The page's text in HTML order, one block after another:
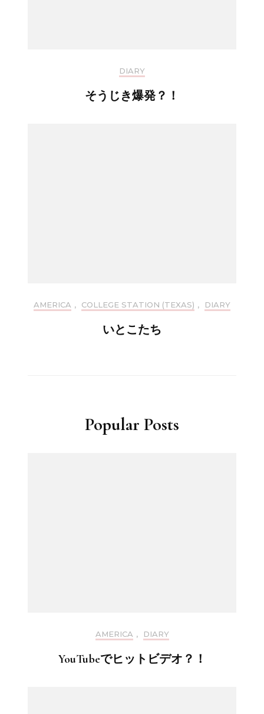
DIARY
そうじき爆発？！
AMERICA , COLLEGE STATION (TEXAS) , DIARY
いとこたち
Popular Posts
AMERICA , DIARY
YouTubeでヒットビデオ？！